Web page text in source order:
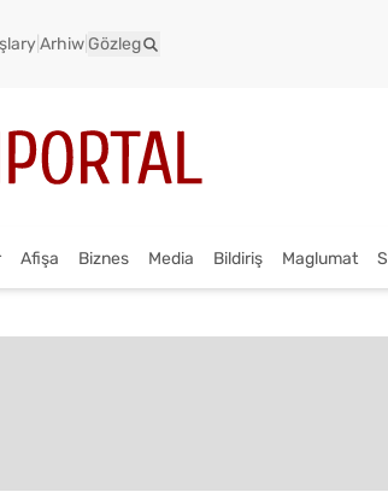
Arhiw Gözleg
Afişa Biznes Media Bildiriş Maglumat